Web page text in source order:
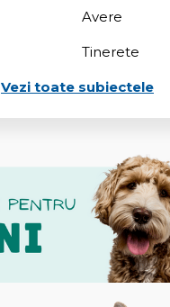
Avere
Tinerete
Vezi toate subiectele